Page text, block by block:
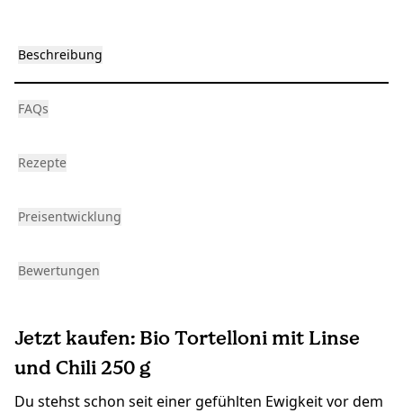
Beschreibung
FAQs
Rezepte
Preisentwicklung
Bewertungen
Jetzt kaufen: Bio Tortelloni mit Linse
und Chili 250 g
Du stehst schon seit einer gefühlten Ewigkeit vor dem